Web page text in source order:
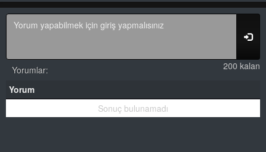
200 kalan
Yorumlar:
Yorum
Sonuç bulunamadı